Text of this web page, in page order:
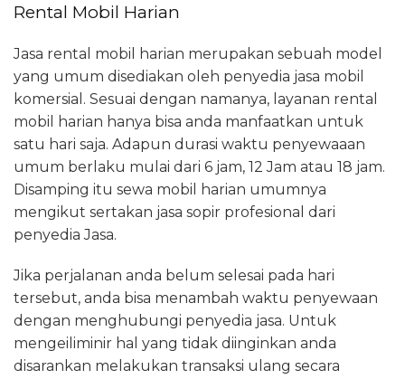
Rental Mobil Harian
Jasa rental mobil harian merupakan sebuah model
yang umum disediakan oleh penyedia jasa mobil
komersial. Sesuai dengan namanya, layanan rental
mobil harian hanya bisa anda manfaatkan untuk
satu hari saja. Adapun durasi waktu penyewaaan
umum berlaku mulai dari 6 jam, 12 Jam atau 18 jam.
Disamping itu sewa mobil harian umumnya
mengikut sertakan jasa sopir profesional dari
penyedia Jasa.
Jika perjalanan anda belum selesai pada hari
tersebut, anda bisa menambah waktu penyewaan
dengan menghubungi penyedia jasa. Untuk
mengeiliminir hal yang tidak diinginkan anda
disarankan melakukan transaksi ulang secara